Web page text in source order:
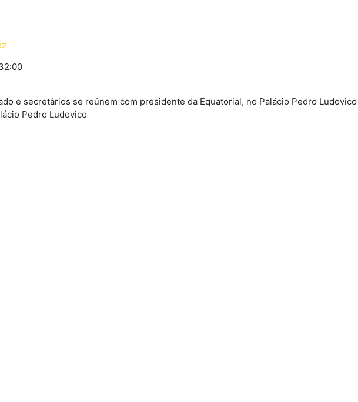
e secretários se reúnem com presidente da Equatorial, no Palácio Pedro
Pedro Ludovico